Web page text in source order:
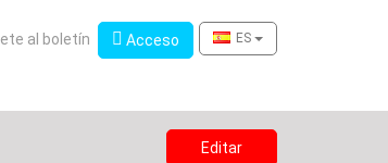
novedades
al boletín Acceso
Acceso ES
Editar